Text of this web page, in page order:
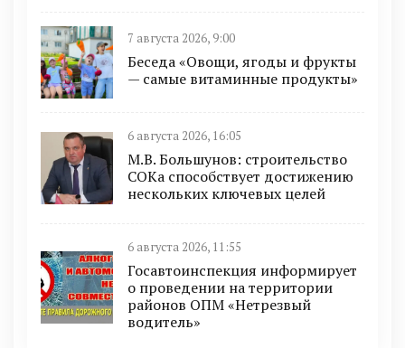
7 августа 2026, 9:00
Беседа «Овощи, ягоды и фрукты
— самые витаминные продукты»
6 августа 2026, 16:05
М.В. Большунов: строительство
СОКа способствует достижению
нескольких ключевых целей
6 августа 2026, 11:55
Госавтоинспекция информирует
о проведении на территории
районов ОПМ «Нетрезвый
водитель»